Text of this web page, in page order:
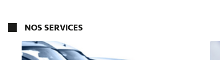
NOS SERVICES